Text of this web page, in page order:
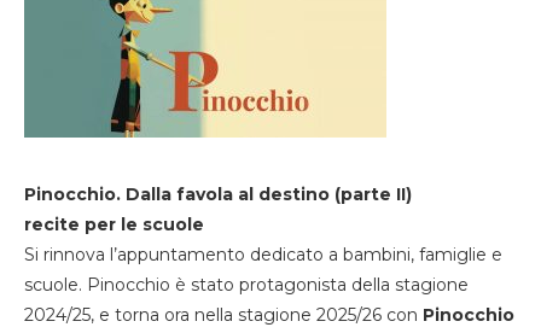
Pinocchio. Dalla favola al destino (parte II)
recite per le scuole
Si rinnova l’appuntamento dedicato a bambini, famiglie e
scuole. Pinocchio è stato protagonista della stagione
2024/25, e torna ora nella stagione 2025/26 con Pinocchio